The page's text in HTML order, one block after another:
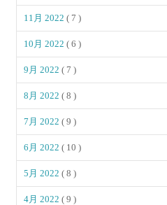
11月 2022( 7 )
10月 2022( 6 )
9月 2022( 7 )
8月 2022( 8 )
7月 2022( 9 )
6月 2022( 10 )
5月 2022( 8 )
4月 2022( 9 )